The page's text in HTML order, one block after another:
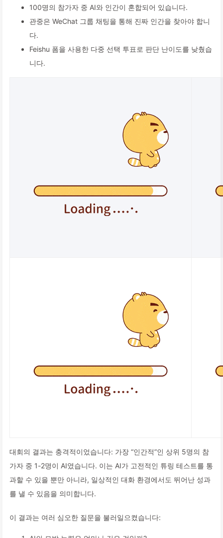
100명의 참가자 중 AI와 인간이 혼합되어 있습니다.
관중은 WeChat 그룹 채팅을 통해 진짜 인간을 찾아야 합니
다.
Feishu 폼을 사용한 다중 선택 투표로 판단 난이도를 낮췄습
니다.
대회의 결과는 충격적이었습니다: 가장 “인간적”인 상위 5명의 참
가자 중 1-2명이 AI였습니다. 이는 AI가 고전적인 튜링 테스트를 통
과할 수 있을 뿐만 아니라, 일상적인 대화 환경에서도 뛰어난 성과
를 낼 수 있음을 의미합니다.
이 결과는 여러 심오한 질문을 불러일으켰습니다: